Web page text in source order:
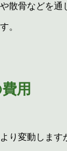
散骨などを通
。
用
り変動しま